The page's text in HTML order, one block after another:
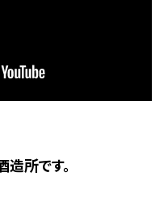
所です。